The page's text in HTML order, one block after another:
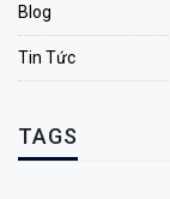
Blog
Tin Tức
TAGS